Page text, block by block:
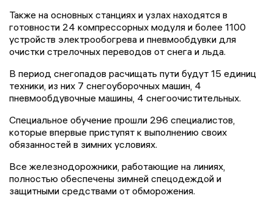
Также на основных станциях и узлах находятся в
готовности 24 компрессорных модуля и более 1100
устройств электрообогрева и пневмообдувки для
очистки стрелочных переводов от снега и льда.
В период снегопадов расчищать пути будут 15 единиц
техники, из них 7 снегоуборочных машин, 4
пневмообдувочные машины, 4 снегоочистительных.
Специальное обучение прошли 296 специалистов,
которые впервые приступят к выполнению своих
обязанностей в зимних условиях.
Все железнодорожники, работающие на линиях,
полностью обеспечены зимней спецодеждой и
защитными средствами от обморожения.